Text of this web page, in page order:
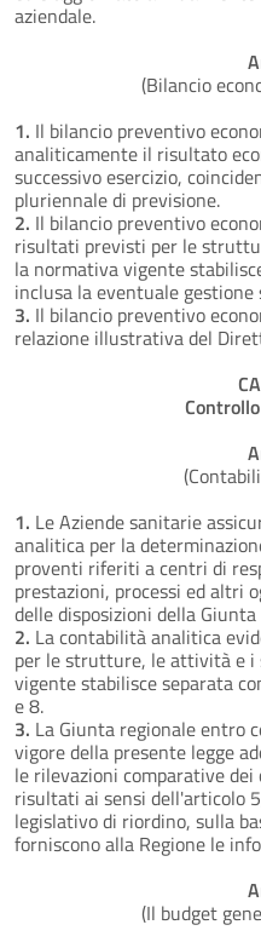
aziendale.
(Bilancio
1. Il bilancio preventivo
analiticamente il risultato
successivo esercizio,
pluriennale di previsione.
2. Il bilancio preventivo
risultati previsti per le
la normativa vigente
inclusa la eventuale gestione
3. Il bilancio preventivo
relazione illustrativa del
1. Le Aziende sanitarie
analitica per la
proventi riferiti a centri di
prestazioni, processi ed altri
delle disposizioni della
2. La contabilità analitica
per le strutture, le attività e i
vigente stabilisce separata
e 8.
3. La Giunta regionale entro
vigore della presente legge
le rilevazioni comparative
risultati ai sensi dell'articolo
legislativo di riordino, sulla
forniscono alla Regione le
(Il budget